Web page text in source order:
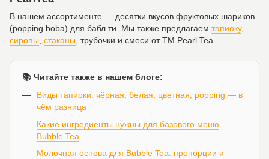
В нашем ассортименте — десятки вкусов фруктовых шариков
(popping boba) для бабл ти. Мы также предлагаем тапиоку,
сиропы, стаканы, трубочки и смеси от ТМ Pearl Tea.
📚 Читайте также в нашем блоге:
Виды тапиоки: чёрная, белая, цветная, popping — в
чём разница
Какие ингредиенты нужны для базового меню
Bubble Tea
Молочная основа для Bubble Tea: пропорции и